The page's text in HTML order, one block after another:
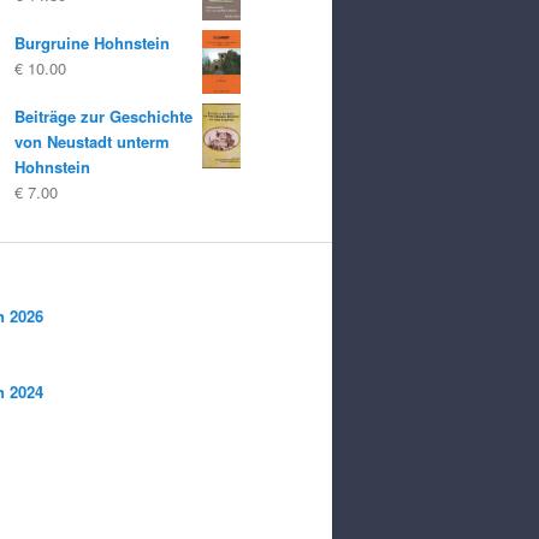
Burgruine Hohnstein
€ 10.00
Beiträge zur Geschichte
von Neustadt unterm
Hohnstein
€ 7.00
2026
2024